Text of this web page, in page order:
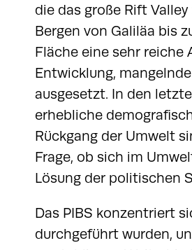
die das große Rift
Bergen von Galiläa bis
Fläche eine sehr
Entwicklung,
ausgesetzt. In den
erhebliche
Rückgang der Umwelt
Frage, ob sich im
Lösung der politischen
Das PIBS konzentriert
durchgeführt wurden,